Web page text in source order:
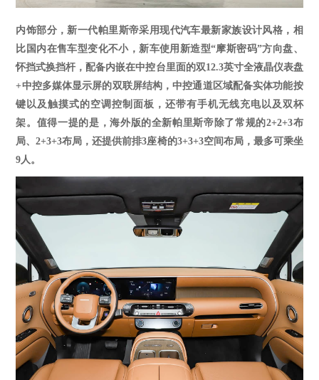
内饰部分，新一代帕里斯帝采用现代汽车最新家族设计风格，相
比国内在售车型变化不小，新车使用新造型“摩斯密码”方向盘、
怀挡式换挡杆，配备内嵌在中控台里面的双12.3英寸全液晶仪表盘
+中控多媒体显示屏的双联屏结构，中控通道区域配备实体功能按
键以及触摸式的空调控制面板，还带有手机无线充电以及双杯
架。值得一提的是，海外版的全新帕里斯帝除了常规的2+2+3布
局、2+3+3布局，还提供前排3座椅的3+3+3空间布局，最多可乘坐
9人。